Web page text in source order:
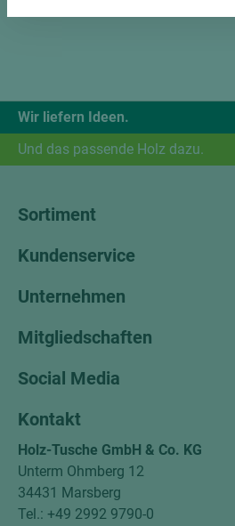
Wir liefern Ideen.
Und das passende Holz dazu.
Sortiment
Kundenservice
Unternehmen
Mitgliedschaften
Social Media
Kontakt
Holz-Tusche GmbH & Co. KG
Unterm Ohmberg 12
34431 Marsberg
Tel.: +49 2992 9790-0